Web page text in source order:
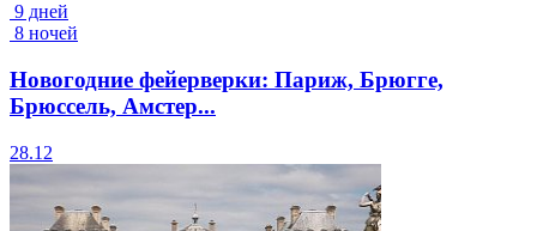
9 дней
8 ночей
Новогодние фейерверки: Париж, Брюгге,
Брюссель, Амстер...
28.12